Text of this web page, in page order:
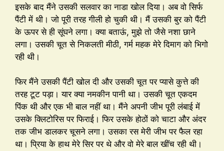
इसके बाद मैंने उसकी सलवार का नाडा खोल दिया। अब वो सिर्फ
पैंटी में थी। जो पूरी तरह गीली हो चुकी थी। मैं उसकी बुर को पैंटी
के ऊपर से ही सूंघने लगा। क्या बताऊं, मुझे तो जैसे नशा छाने
लगा। उसकी चूत से निकलती मीठी, गर्म महक मेरे दिमाग को भिगो
रही थी।
फिर मैंने उसकी पैंटी खोल दी और उसकी चूत पर प्यासे कुत्ते की
तरह टूट पड़ा। यार क्या नमकीन पानी था। उसकी चूत एकदम
पिंक थी और एक भी बाल नहीं था। मैंने अपनी जीभ पूरी लंबाई में
उसके क्लिटोरिस पर फिराई। फिर उसके होठों को चाटा और अंदर
तक जीभ डालकर चूसने लगा। उसका रस मेरी जीभ पर फैल रहा
था। प्रिया के हाथ मेरे सिर पर थे और वो मेरे बाल खींच रही थी।